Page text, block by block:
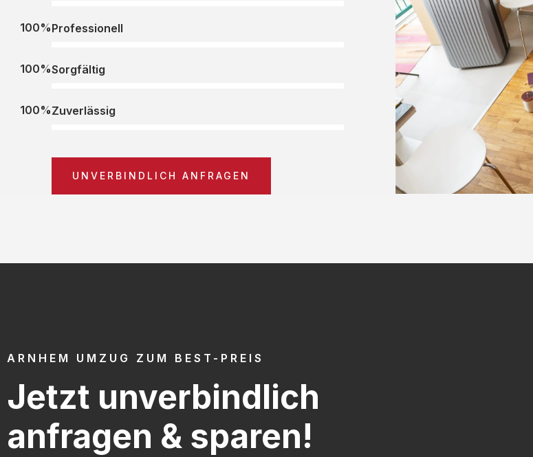
Professionell
100%
Sorgfältig
100%
Zuverlässig
100%
UNVERBINDLICH ANFRAGEN
ARNHEM UMZUG ZUM BEST-PREIS
Jetzt unverbindlich
anfragen & sparen!